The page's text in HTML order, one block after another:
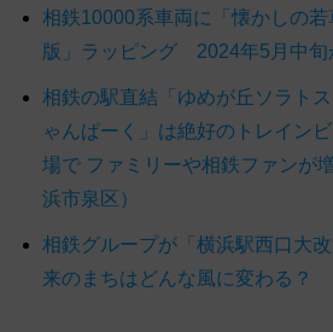
相鉄10000系車両に「懐かしの
版」ラッピング 2024年5月中旬
相鉄の駅直結「ゆめが丘ソラト
ゃんぱーく」は絶好のトレイン
場で ファミリーや相鉄ファンが
浜市泉区）
相鉄グループが「横浜駅西口大
来のまちはどんな風に変わる？